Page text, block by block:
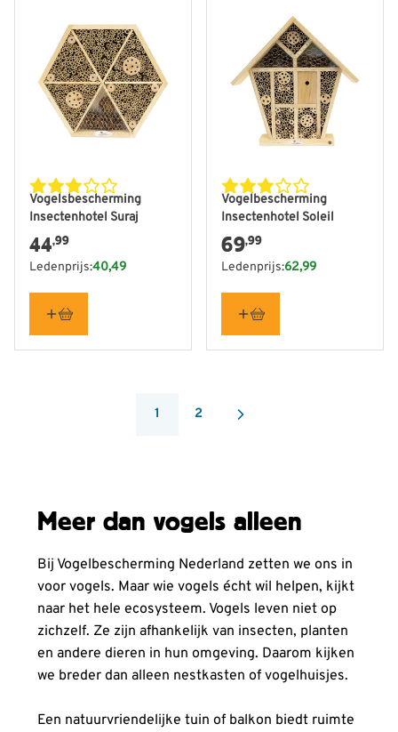
Vogelsbescherming
Insectenhotel Suraj
44,99
Ledenprijs:40,49
Vogelbescherming
Insectenhotel Soleil
69,99
Ledenprijs:62,99
You're currently reading page
1 Pagina
2
Meer dan vogels alleen
Bij Vogelbescherming Nederland zetten we ons in
voor vogels. Maar wie vogels écht wil helpen, kijkt
naar het hele ecosysteem. Vogels leven niet op
zichzelf. Ze zijn afhankelijk van insecten, planten
en andere dieren in hun omgeving. Daarom kijken
we breder dan alleen nestkasten of vogelhuisjes.
Een natuurvriendelijke tuin of balkon biedt ruimte